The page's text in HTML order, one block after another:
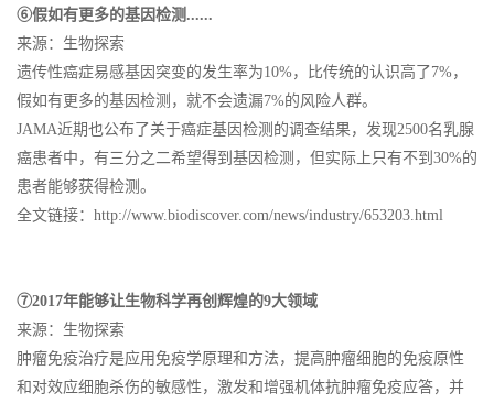
⑥假如有更多的基因检测......
来源：生物探索
遗传性癌症易感基因突变的发生率为10%，比传统的认识高了7%，
假如有更多的基因检测，就不会遗漏7%的风险人群。
JAMA近期也公布了关于癌症基因检测的调查结果，发现2500名乳腺
癌患者中，有三分之二希望得到基因检测，但实际上只有不到30%的
患者能够获得检测。
全文链接：http://www.biodiscover.com/news/industry/653203.html
⑦2017年能够让生物科学再创辉煌的9大领域
来源：生物探索
肿瘤免疫治疗是应用免疫学原理和方法，提高肿瘤细胞的免疫原性
和对效应细胞杀伤的敏感性，激发和增强机体抗肿瘤免疫应答，并